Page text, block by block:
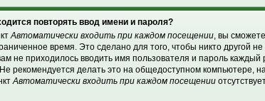
повторять ввод имени и пароля?
Автоматически входить при каждом посещении, вы
время. Это сделано для того, чтобы никто другой
не приходилось вводить имя пользователя и пароль
рекомендуется делать это на общедоступном компьютере,
Автоматически входить при каждом посещении